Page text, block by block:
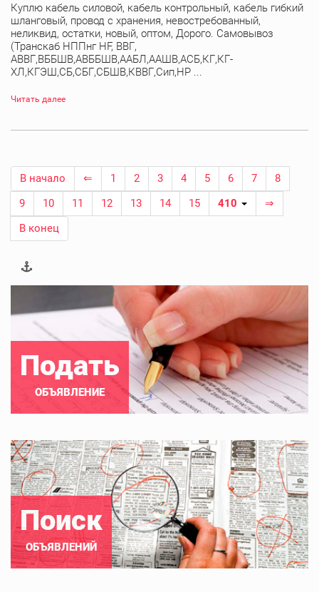
Куплю кабель силовой, кабель контрольный, кабель гибкий
шланговый, провод с хранения, невостребованный,
неликвид, остатки, новый, оптом, Дорого. Самовывоз
(Транскаб НППнг HF, ВВГ,
АВВГ,ВББШВ,АВББШВ,ААБЛ,ААШВ,АСБ,КГ,КГ-
ХЛ,КГЭШ,СБ,СБГ,СБШВ,КВВГ,Сип,НР ...
Читать далее
В начало ⇐ 1 2 3 4 5 6 7
8
9
10 11 12 13 14 15 410
⇒
В конец
Подать
ОБЪЯВЛЕНИЕ
Поиск
ОБЪЯВЛЕНИЙ